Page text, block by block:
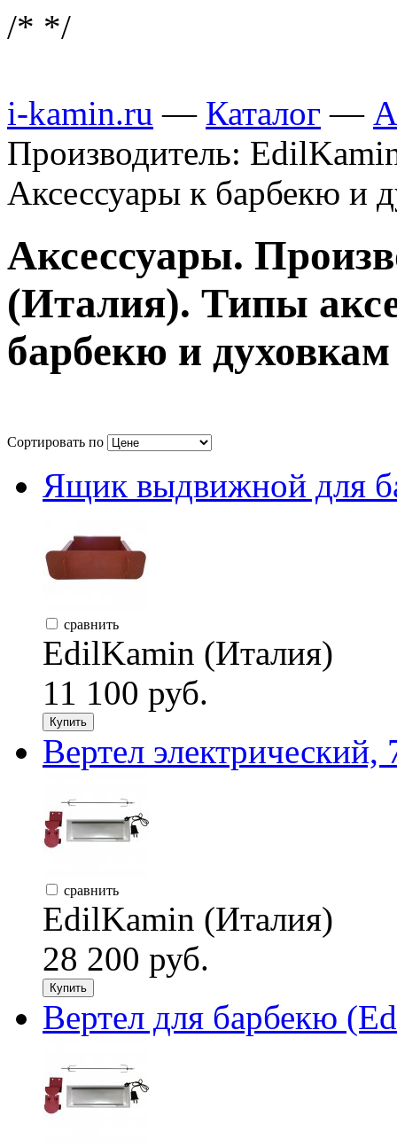
/* */
i-kamin.ru — Каталог —
Производитель:
Аксессуары к барбекю и
Аксессуары.
(Италия). Типы
барбекю и духовкам
Сортировать по
Ящик выдвижной для
сравнить
EdilKamin (Италия)
11 100 руб.
Купить
Вертел
сравнить
EdilKamin (Италия)
28 200 руб.
Купить
Вертел для барбекю